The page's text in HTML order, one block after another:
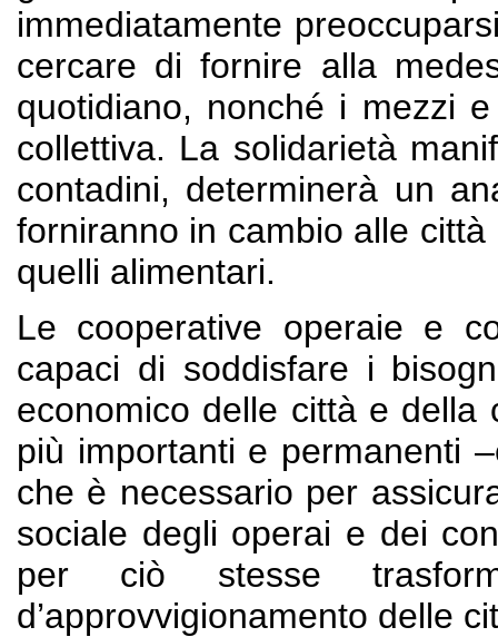
immediatamente
cercare di fornire alla
quotidiano, nonché i mezzi
collettiva. La solidarietà
contadini, determinerà un
forniranno in cambio alle
quelli alimentari.
Le cooperative operaie e
capaci di soddisfare i
economico delle città e della
più importanti e permanenti
che è necessario per
sociale degli operai e dei
per ciò stesse
d’approvvigionamento delle